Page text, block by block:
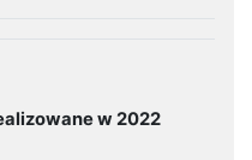
w 2022